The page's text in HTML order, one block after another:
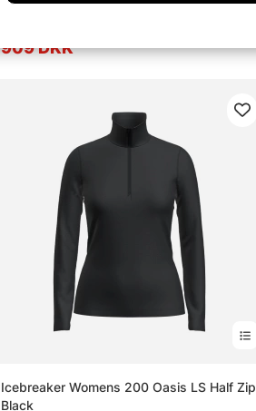
909 DKK
Icebreaker Womens 200 Oasis LS Half Zip
Black